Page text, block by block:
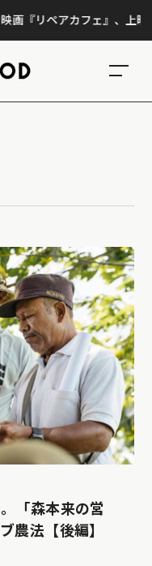
アカフェ』、上映300回の
「森本来の営
農法【後編】